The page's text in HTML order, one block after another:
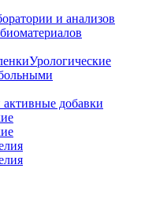
и анализов
Урологические
добавки